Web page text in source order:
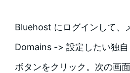
Bluehost にログインして、
Domains -> 設定したい独
ボタンをクリック。次の画